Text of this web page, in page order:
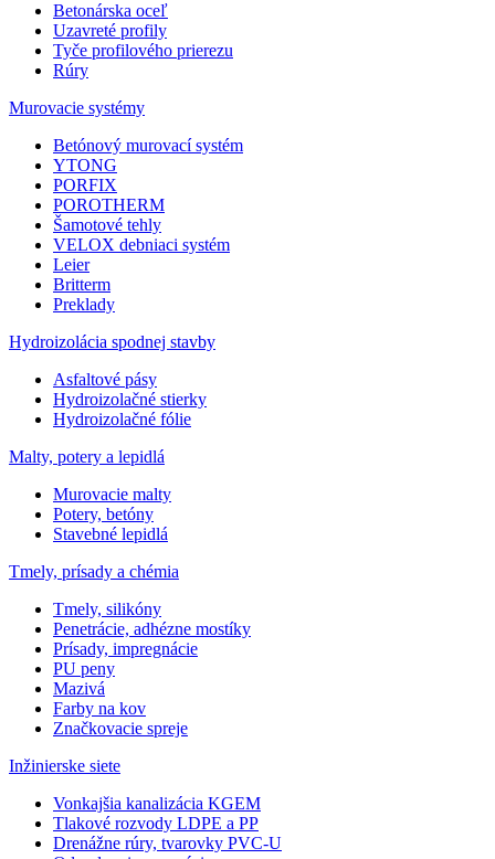
Betonárska oceľ
Uzavreté profily
Tyče profilového prierezu
Rúry
Murovacie systémy
Betónový murovací systém
YTONG
PORFIX
POROTHERM
Šamotové tehly
VELOX debniaci systém
Leier
Britterm
Preklady
Hydroizolácia spodnej stavby
Asfaltové pásy
Hydroizolačné stierky
Hydroizolačné fólie
Malty, potery a lepidlá
Murovacie malty
Potery, betóny
Stavebné lepidlá
Tmely, prísady a chémia
Tmely, silikóny
Penetrácie, adhézne mostíky
Prísady, impregnácie
PU peny
Mazivá
Farby na kov
Značkovacie spreje
Inžinierske siete
Vonkajšia kanalizácia KGEM
Tlakové rozvody LDPE a PP
Drenážne rúry, tvarovky PVC-U